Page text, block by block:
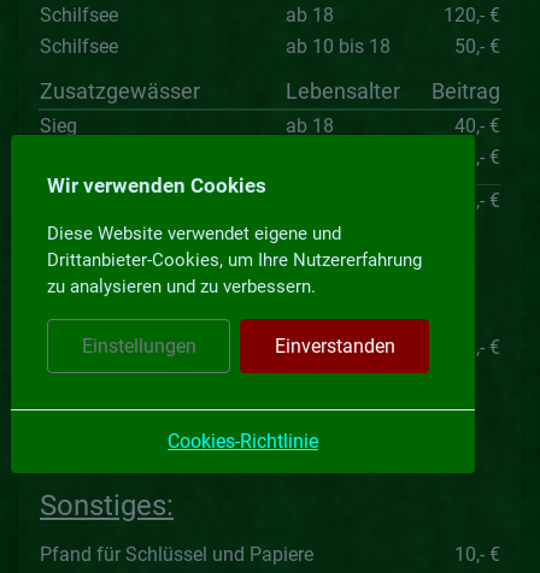
Schilfsee
ab 18
120,- €
Schilfsee
ab 10 bis 18 50,- €
Zusatzgewässer Lebensalter Beitrag
Sieg ab 18
40,- €
20,- €
Passive Mitgliedschaft
50,- €
Arbeitsdienst:
Ersatzgeld für nicht geleisteten Arbeitsdienst
pro Stunde
18,- €
(Pflichtarbeitseinsatz 2 x 4 Stunden pro Jahr)
Sonstiges:
Pfand für Schlüssel und Papiere
10,- €
Wir verwenden Cookies
Diese Website verwendet eigene und
Drittanbieter-Cookies, um Ihre Nutzererfahrung
zu analysieren und zu verbessern.
Einstellungen Einverstanden
Cookies-Richtlinie